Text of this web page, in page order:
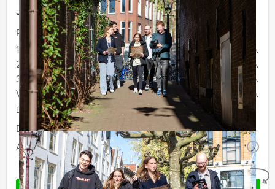
Jouw uitje
Prijs :
12 - 19 personen
€ 72,50 p.p.
20 - 29 personen
€ 69,50 p.p.
30 - 39 personen
€ 66,50 p.p.
Vanaf 40 personen
€ 64,50 p.p.
De prijzen zijn exclusief BTW
Duur:
5 uur
Aantal:
Minimaal 12 personen i
Geheel vrijblijvend